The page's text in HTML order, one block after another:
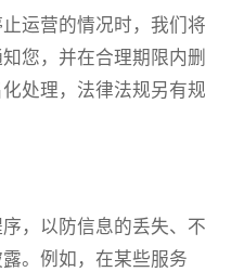
运营的情况时，我们将
您，并在合理期限内删
处理，法律法规另有规
，以防信息的丢失、不
。例如，在某些服务